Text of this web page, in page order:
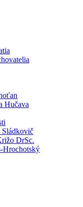
Hučava
Sládkovič
DrSc.
Hrochotský